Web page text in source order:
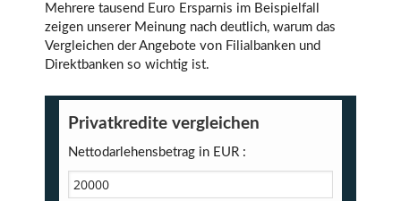
Mehrere tausend Euro Ersparnis im Beispielfall
zeigen unserer Meinung nach deutlich, warum das
Vergleichen der Angebote von Filialbanken und
Direktbanken so wichtig ist.
Privatkredite vergleichen
Nettodarlehensbetrag in EUR :